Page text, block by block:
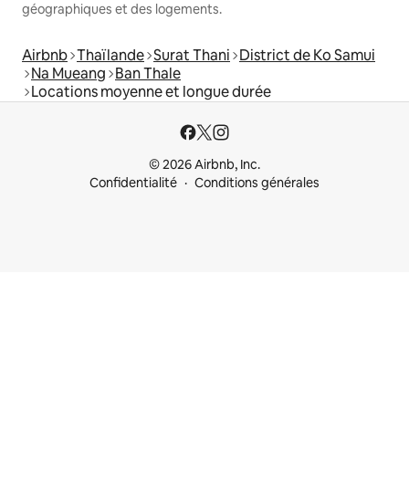
géographiques et des logements.
Airbnb Thaïlande Surat Thani District de Ko Samui
Na Mueang Ban Thale
Locations moyenne et longue durée
© 2026 Airbnb, Inc.
Confidentialité
Conditions générales